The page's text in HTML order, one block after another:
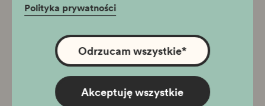
Polityka prywatności
Odrzucam wszystkie*
Akceptuję wszystkie
wspomnieniach mieszkańców Wieliczki
(4.14 MB)
Maciej Pawlikowski, Edyta Słowioczek, Badania
mineralogiczno-petrograficzne kafli z krakowskich
pieców
(14.31 MB)